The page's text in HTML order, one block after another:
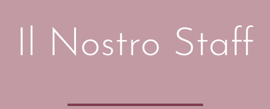
Il Nostro Staff